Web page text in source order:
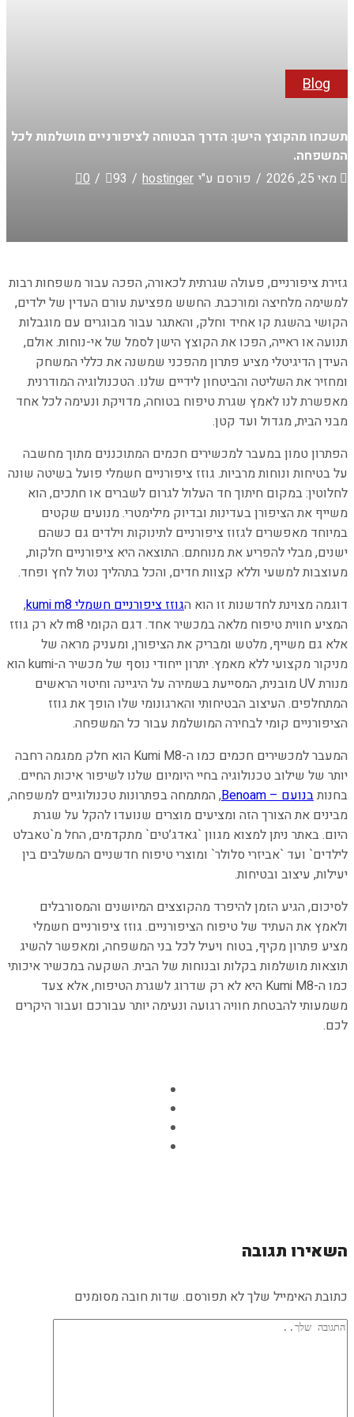
Blog
תשכחו מהקוצץ הישן: הדרך הבטוחה לציפורניים מושלמות לכל
המשפחה.
מאי 25, 2026
/ פורסם ע"י hostinger
/
93
/
0
גזירת ציפורניים, פעולה שגרתית לכאורה, הפכה עבור משפחות רבות
למשימה מלחיצה ומורכבת. החשש מפציעת עורם העדין של ילדים,
הקושי בהשגת קו אחיד וחלק, והאתגר עבור מבוגרים עם מוגבלות
תנועה או ראייה, הפכו את הקוצץ הישן לסמל של אי-נוחות. אולם,
העידן הדיגיטלי מציע פתרון מהפכני שמשנה את כללי המשחק
ומחזיר את השליטה והביטחון לידיים שלנו. הטכנולוגיה המודרנית
מאפשרת לנו לאמץ שגרת טיפוח בטוחה, מדויקת ונעימה לכל אחד
מבני הבית, מגדול ועד קטן.
הפתרון טמון במעבר למכשירים חכמים המתוכננים מתוך מחשבה
על בטיחות ונוחות מרביות. גוזז ציפורניים חשמלי פועל בשיטה שונה
לחלוטין: במקום חיתוך חד העלול לגרום לשברים או חתכים, הוא
משייף את הציפורן בעדינות ובדיוק מילימטרי. מנועים שקטים
במיוחד מאפשרים לגזוז ציפורניים לתינוקות וילדים גם כשהם
ישנים, מבלי להפריע את מנוחתם. התוצאה היא ציפורניים חלקות,
מעוצבות למשעי וללא קצוות חדים, והכל בתהליך נטול לחץ ופחד.
דוגמה מצוינת לחדשנות זו הוא הגוזז ציפורניים חשמלי kumi m8
,
המציע חווית טיפוח מלאה במכשיר אחד. דגם הקומי m8 לא רק גוזז
אלא גם משייף, מלטש ומבריק את הציפורן, ומעניק מראה של
מניקור מקצועי ללא מאמץ. יתרון ייחודי נוסף של מכשיר ה-kumi הוא
מנורת UV מובנית, המסייעת בשמירה על היגיינה וחיטוי הראשים
המתחלפים. העיצוב הבטיחותי והארגונומי שלו הופך את גוזז
הציפורניים קומי לבחירה המושלמת עבור כל המשפחה.
המעבר למכשירים חכמים כמו ה-Kumi M8 הוא חלק ממגמה רחבה
יותר של שילוב טכנולוגיה בחיי היומיום שלנו לשיפור איכות החיים.
בחנותבנועם – Benoam
, המתמחה בפתרונות טכנולוגיים למשפחה,
מבינים את הצורך הזה ומציעים מוצרים שנועדו להקל על שגרת
היום. באתר ניתן למצוא מגוון `גאדג’טים` מתקדמים, החל מ`טאבלט
לילדים` ועד `אביזרי סלולר` ומוצרי טיפוח חדשניים המשלבים בין
יעילות, עיצוב ובטיחות.
לסיכום, הגיע הזמן להיפרד מהקוצצים המיושנים והמסורבלים
ולאמץ את העתיד של טיפוח הציפורניים. גוזז ציפורניים חשמלי
מציע פתרון מקיף, בטוח ויעיל לכל בני המשפחה, ומאפשר להשיג
תוצאות מושלמות בקלות ובנוחות של הבית. השקעה במכשיר איכותי
כמו ה-Kumi M8 היא לא רק שדרוג לשגרת הטיפוח, אלא צעד
משמעותי להבטחת חוויה רגועה ונעימה יותר עבורכם ועבור היקרים
לכם.
השאירו תגובה
כתובת האימייל שלך לא תפורסם. שדות חובה מסומנים